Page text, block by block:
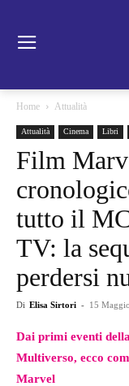
Home Attualità
Attualità Cinema Libri
Film
tutto il
TV: la
perdersi
Di Elisa Sirtori - 15
Dai primi eventi
Multiverso, ecco
Marvel